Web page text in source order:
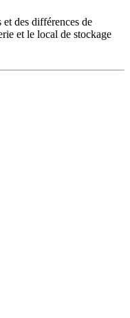
et des différences de
et le local de stockage